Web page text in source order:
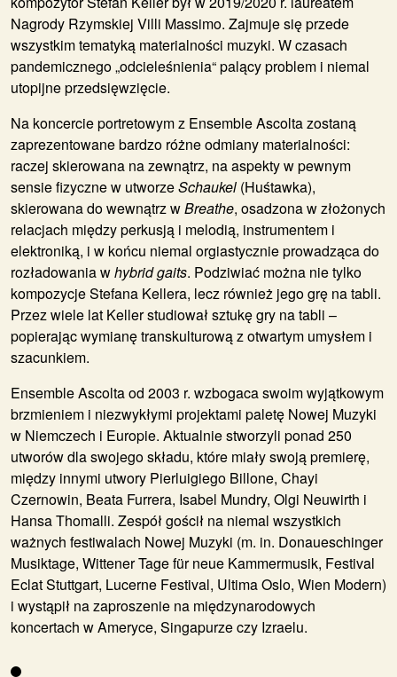
Nagrody Rzymskiej Villi Massimo. Zajmuje się przede
wszystkim tematyką materialności muzyki. W czasach
pandemicznego „odcieleśnienia“ palący problem i niemal
utopijne przedsięwzięcie.
Na koncercie portretowym z Ensemble Ascoltazostaną
zaprezentowane bardzo różne odmiany materialności:
raczej skierowana na zewnątrz, na aspekty w pewnym
sensie fizyczne w utworzeSchaukel (Huśtawka),
skierowana do wewnątrz wBreathe, osadzona w złożonych
relacjach między perkusją i melodią, instrumentem i
elektroniką, i w końcu niemal orgiastycznie prowadząca do
rozładowania whybrid gaits. Podziwiać można nie tylko
kompozycje Stefana Kellera, lecz również jego grę na tabli.
Przez wiele lat Keller studiował sztukę gry na tabli –
popierając wymianę transkulturową z otwartym umysłem i
szacunkiem.
Ensemble Ascolta od 2003 r. wzbogaca swoim wyjątkowym
brzmieniem i niezwykłymi projektami paletę Nowej Muzyki
w Niemczech i Europie. Aktualnie stworzyli ponad 250
utworów dla swojego składu, które miały swoją premierę,
między innymi utwory Pierluigiego Billone, Chayi
Czernowin, Beata Furrera, Isabel Mundry, Olgi Neuwirth i
Hansa Thomalli. Zespół gościł na niemal wszystkich
ważnych festiwalach Nowej Muzyki (m. in. Donaueschinger
Musiktage, Wittener Tage für neue Kammermusik, Festival
Eclat Stuttgart, Lucerne Festival, Ultima Oslo, Wien Modern)
i wystąpił na zaproszenie na międzynarodowych
koncertach w Ameryce, Singapurze czy Izraelu.